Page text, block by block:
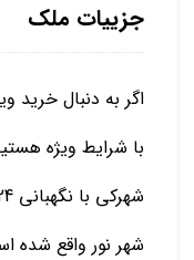
جزییات ملک
اگر به دنبال
با شرایط ویژه
شهر نور واقع شده